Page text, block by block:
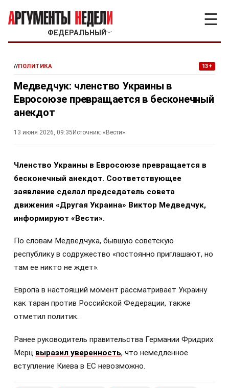
ФЕДЕРАЛЬНЫЙ ﹀
☰
//ПОЛИТИКА 13+
Медведчук: членство Украины в
Евросоюзе превращается в бесконечный
анекдот
13 июня 2026, 09:35 Источник: «Вести»
Членство Украины в Евросоюзе превращается в
бесконечный анекдот. Соответствующее
заявление сделал председатель совета
движения «Другая Украина» Виктор Медведчук,
информируют «Вести».
По словам Медведчука, бывшую советскую
республику в содружество «постоянно приглашают, но
там ее никто не ждет».
Европа в настоящий момент рассматривает Украину
как таран против Российской Федерации, также
отметил политик.
Ранее руководитель правительства Германии Фридрих
Мерц выразил уверенность, что немедленное
вступление Киева в ЕС невозможно.